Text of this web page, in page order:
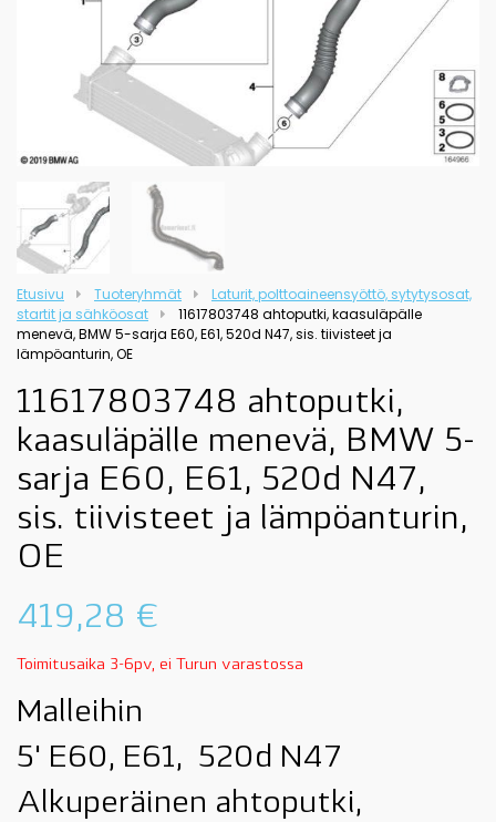
Etusivu Tuoteryhmät
Laturit, polttoaineensyöttö, sytytysosat,
startit ja sähköosat
11617803748 ahtoputki, kaasuläpälle
menevä, BMW 5-sarja E60, E61, 520d N47, sis. tiivisteet ja
lämpöanturin, OE
11617803748 ahtoputki,
kaasuläpälle menevä, BMW 5-
sarja E60, E61, 520d N47,
sis. tiivisteet ja lämpöanturin,
OE
419,28 €
Toimitusaika 3-6pv, ei Turun varastossa
Malleihin
5' E60, E61, 520d N47
Alkuperäinen ahtoputki,